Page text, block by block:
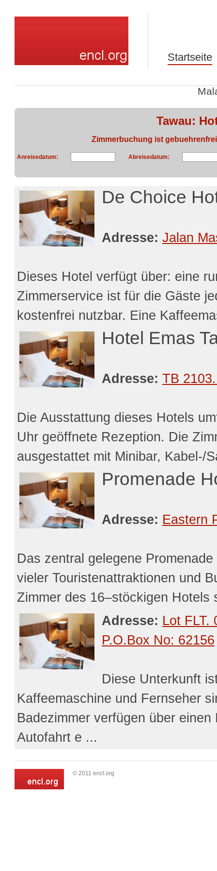
Startseite
Tawau:
Zimmerbuchung ist
Anreisedatum: Abreisedatum:
De Choice
Adresse: Jalan
Dieses Hotel verfügt über: eine
Zimmerservice ist für die Gäste
kostenfrei nutzbar. Eine
Hotel Emas
Adresse: TB
Die Ausstattung dieses Hotels
Uhr geöffnete Rezeption. Die
ausgestattet mit Minibar, Kabel-/
Promenade
Adresse: Eastern
Das zentral gelegene
vieler Touristenattraktionen und
Zimmer des 16–stöckigen
Adresse: Lot FLT.
P.O.Box No: 62156
Diese Unterkunft
Kaffeemaschine und Fernseher
Badezimmer verfügen über
Autofahrt e ...
© 2011 encl.org